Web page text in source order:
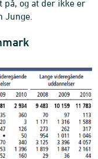
og at der ikke er
Junge.